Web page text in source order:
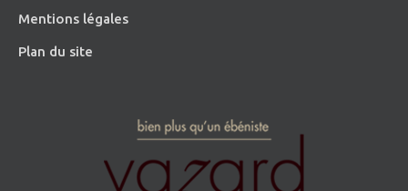
Mentions légales
Plan du site